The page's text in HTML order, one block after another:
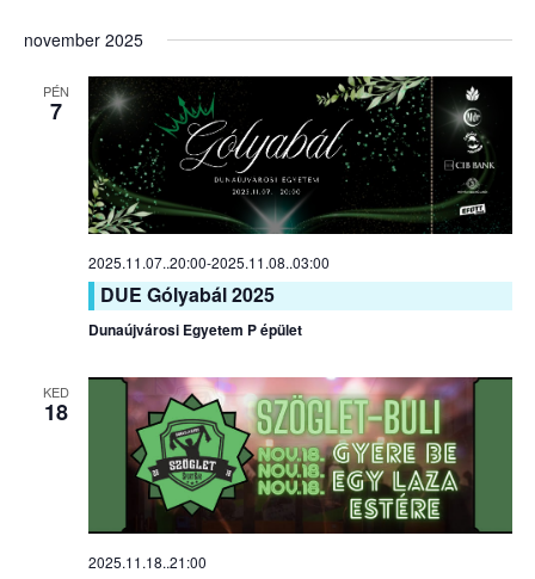
november 2025
PÉN
7
2025.11.07..20:00-2025.11.08..03:00
DUE Gólyabál 2025
Dunaújvárosi Egyetem P épület
KED
18
2025.11.18..21:00